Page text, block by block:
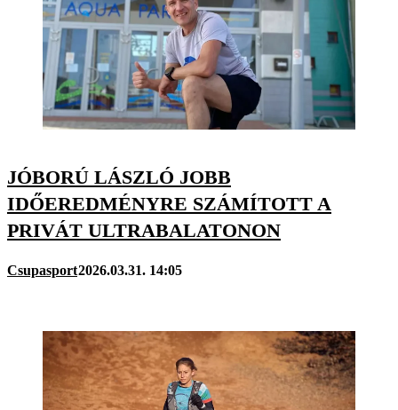
JÓBORÚ LÁSZLÓ JOBB
IDŐEREDMÉNYRE SZÁMÍTOTT A
PRIVÁT ULTRABALATONON
Csupasport2026.03.31. 14:05